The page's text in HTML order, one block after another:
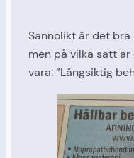
Sannolikt är det
men på vilka sätt är
vara: ”Långsiktig